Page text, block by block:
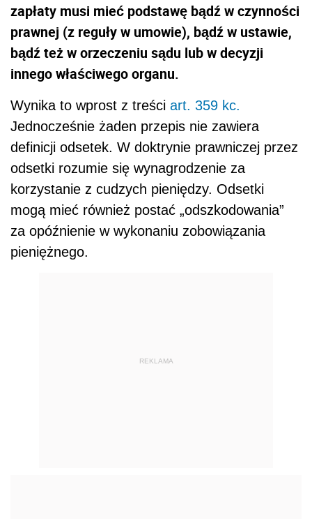
zapłaty musi mieć podstawę bądź w czynności
prawnej (z reguły w umowie), bądź w ustawie,
bądź też w orzeczeniu sądu lub w decyzji
innego właściwego organu.
Wynika to wprost z treści art. 359 kc.
Jednocześnie żaden przepis nie zawiera
definicji odsetek. W doktrynie prawniczej przez
odsetki rozumie się wynagrodzenie za
korzystanie z cudzych pieniędzy. Odsetki
mogą mieć również postać „odszkodowania”
za opóźnienie w wykonaniu zobowiązania
pieniężnego.
REKLAMA